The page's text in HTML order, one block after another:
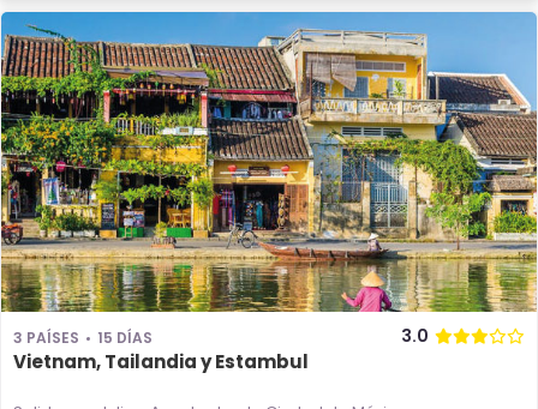
3 PAÍSES 15 DÍAS 3.0
Vietnam, Tailandia y Estambul